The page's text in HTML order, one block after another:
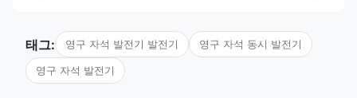
태그: 영구 자석 발전기 발전기 영구 자석 동시 발전기
영구 자석 발전기